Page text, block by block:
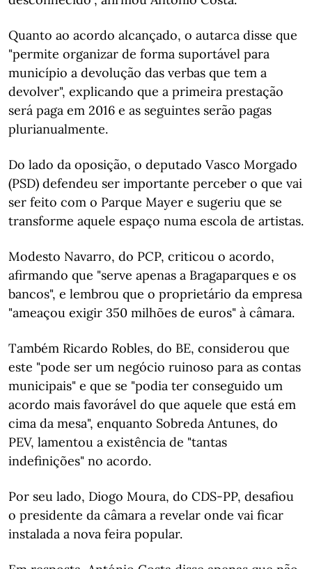
Quanto ao acordo alcançado, o autarca disse que
"permite organizar de forma suportável para
município a devolução das verbas que tem a
devolver", explicando que a primeira prestação
será paga em 2016 e as seguintes serão pagas
plurianualmente.
Do lado da oposição, o deputado Vasco Morgado
(PSD) defendeu ser importante perceber o que vai
ser feito com o Parque Mayer e sugeriu que se
transforme aquele espaço numa escola de artistas.
Modesto Navarro, do PCP, criticou o acordo,
afirmando que "serve apenas a Bragaparques e os
bancos", e lembrou que o proprietário da empresa
"ameaçou exigir 350 milhões de euros" à câmara.
Também Ricardo Robles, do BE, considerou que
este "pode ser um negócio ruinoso para as contas
municipais" e que se "podia ter conseguido um
acordo mais favorável do que aquele que está em
cima da mesa", enquanto Sobreda Antunes, do
PEV, lamentou a existência de "tantas
indefinições" no acordo.
Por seu lado, Diogo Moura, do CDS-PP, desafiou
o presidente da câmara a revelar onde vai ficar
instalada a nova feira popular.